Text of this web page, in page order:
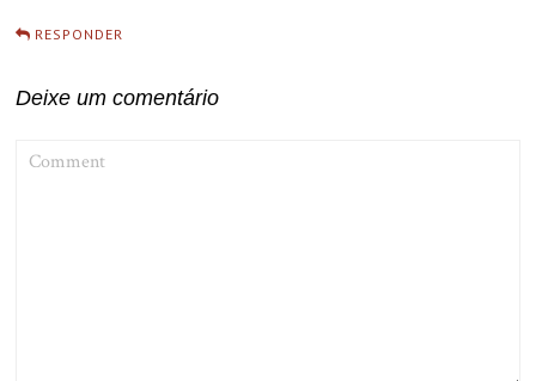
RESPONDER
Deixe um comentário